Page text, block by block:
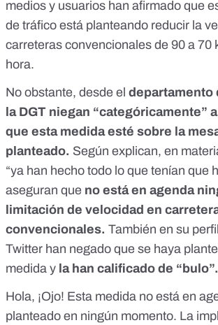
medios y usuarios han afirmado que
de tráfico está planteando reducir la
carreteras convencionales de 90 a 70
hora.
No obstante, desde el departamento
la DGT niegan “categóricamente” a
que esta medida esté sobre la
planteado. Según explican, en
“ya han hecho todo lo que tenían que
aseguran que no está en agenda
limitación de velocidad en
convencionales. También en su
Twitter han negado que se haya
medida y la han calificado de “bulo”.
Hola, ¡Ojo! Esta medida no está en
planteado en ningún momento. La